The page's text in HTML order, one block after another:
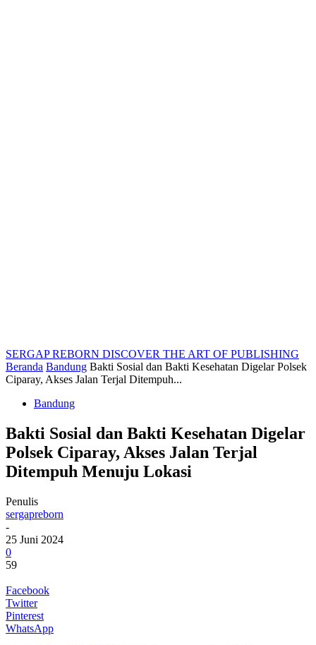
SERGAP REBORN DISCOVER THE ART OF PUBLISHING
Beranda Bandung Bakti Sosial dan Bakti Kesehatan Digelar Polsek
Ciparay, Akses Jalan Terjal Ditempuh...
Bandung
Bakti Sosial dan Bakti Kesehatan Digelar
Polsek Ciparay, Akses Jalan Terjal
Ditempuh Menuju Lokasi
Penulis
sergapreborn
-
25 Juni 2024
0
59
Facebook
Twitter
Pinterest
WhatsApp